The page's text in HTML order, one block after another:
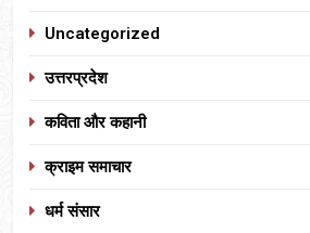
Uncategorized
उत्तरप्रदेश
कविता और कहानी
क्राइम समाचार
धर्म संसार